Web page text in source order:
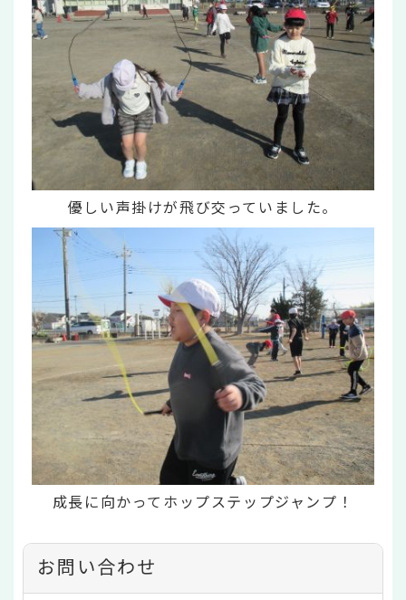
優しい声掛けが飛び交っていました。
成長に向かってホップステップジャンプ！
お問い合わせ